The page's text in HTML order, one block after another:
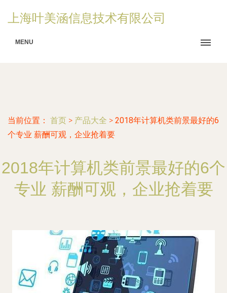
上海叶美涵信息技术有限公司
MENU
当前位置： 首页 > 产品大全 > 2018年计算机类前景最好的6
个专业 薪酬可观，企业抢着要
2018年计算机类前景最好的6个
专业 薪酬可观，企业抢着要